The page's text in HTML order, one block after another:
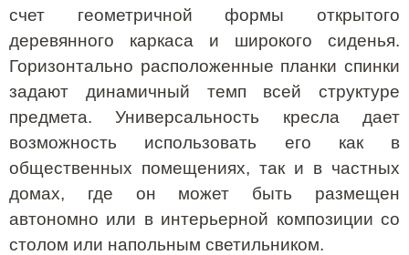
счет геометричной формы открытого
деревянного каркаса и широкого сиденья.
Горизонтально расположенные планки спинки
задают динамичный темп всей структуре
предмета. Универсальность кресла дает
возможность использовать его как в
общественных помещениях, так и в частных
домах, где он может быть размещен
автономно или в интерьерной композиции со
столом или напольным светильником.